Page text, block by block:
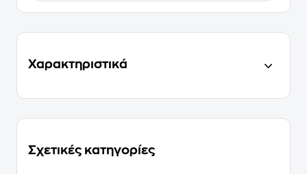
Χαρακτηριστικά
Σχετικές κατηγορίες